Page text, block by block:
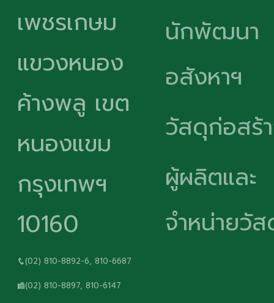
เพชรเกษม
แขวงหนอง
ค้างพลู เขต
หนองแขม
กรุงเทพฯ
10160
(02) 810-8892-6, 810-6687
(02) 810-8897, 810-6147
นักพัฒนา
อสังหาฯ
วัสดุก่อสร้
ผู้ผลิตและ
จำหน่ายวั